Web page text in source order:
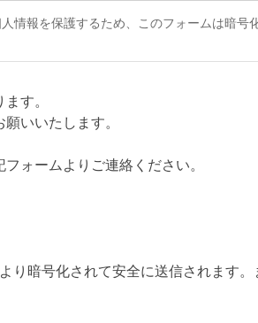
情報を保護するため、このフォームは暗号
す。
いいたします。
ォームよりご連絡ください。
り暗号化されて安全に送信されます